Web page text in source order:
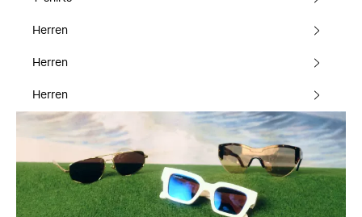
Herren
Herren
Herren